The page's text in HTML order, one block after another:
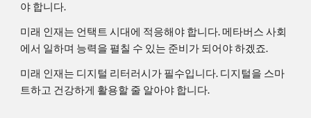
야 합니다.
미래 인재는 언택트 시대에 적응해야 합니다. 메타버스 사회
에서 일하며 능력을 펼칠 수 있는 준비가 되어야 하겠죠.
미래 인재는 디지털 리터러시가 필수입니다. 디지털을 스마
트하고 건강하게 활용할 줄 알아야 합니다.